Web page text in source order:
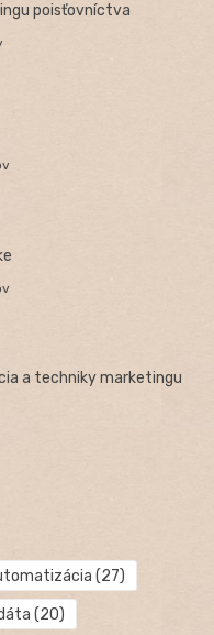
poisťovníctva
a techniky marketingu
(27)
(20)